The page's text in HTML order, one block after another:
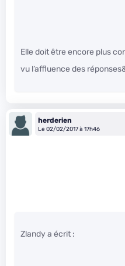
Elle doit être encore plus
vu l’affluence des
herderien
Le 02/02/2017 à 17h46
Zlandy a écrit :